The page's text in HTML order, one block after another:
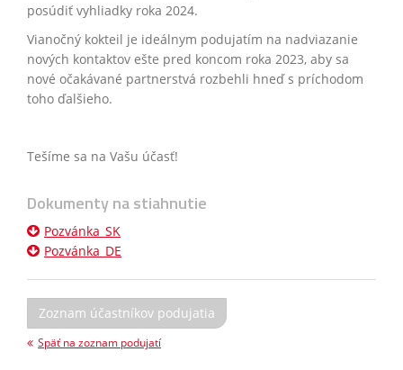
posúdiť vyhliadky roka 2024.
Vianočný kokteil je ideálnym podujatím na nadviazanie
nových kontaktov ešte pred koncom roka 2023, aby sa
nové očakávané partnerstvá rozbehli hneď s príchodom
toho ďalšieho.
Tešíme sa na Vašu účasť!
Dokumenty na stiahnutie
Pozvánka_SK
Pozvánka_DE
Zoznam účastníkov podujatia
Späť na zoznam podujatí